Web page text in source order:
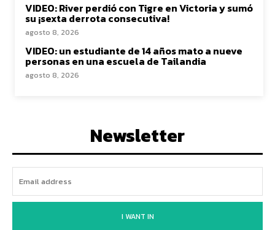
VIDEO: River perdió con Tigre en Victoria y sumó
su ¡sexta derrota consecutiva!
agosto 8, 2026
VIDEO: un estudiante de 14 años mato a nueve
personas en una escuela de Tailandia
agosto 8, 2026
Newsletter
I WANT IN